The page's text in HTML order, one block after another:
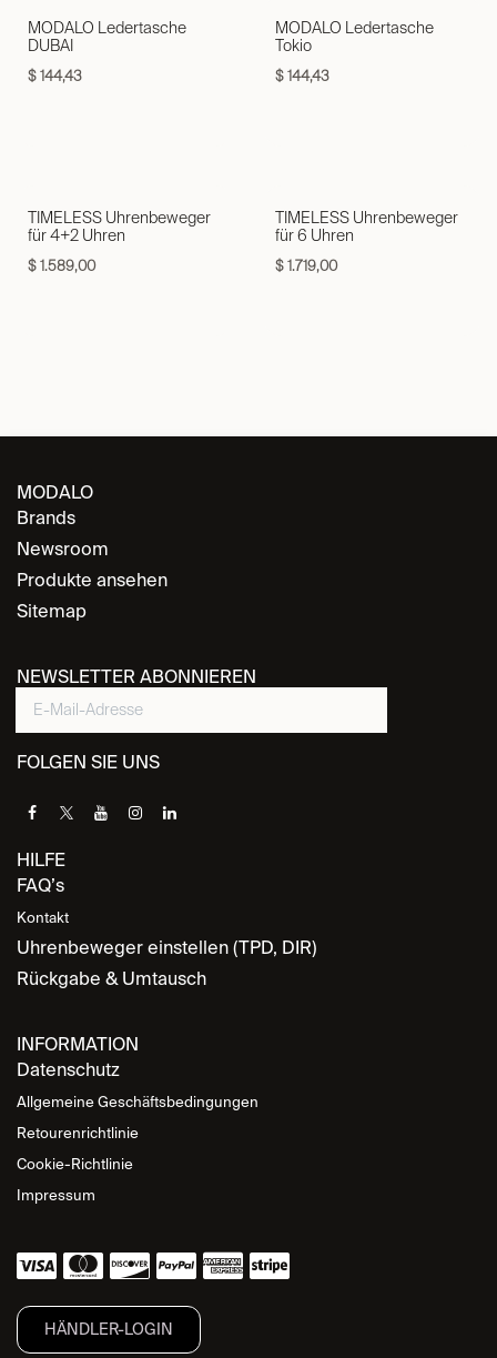
MODALO Ledertasche
DUBAI
$144,43
MODALO Ledertasche
Tokio
$144,43
TIMELESS Uhrenbeweger
für 4+2 Uhren
$1.589,00
TIMELESS Uhrenbeweger
für 6 Uhren
$1.719,00
MODALO
Brands
Newsroom
Produkte ansehen
Sitemap
NEWSLETTER ABONNIEREN
FOLGEN SIE UNS
HILFE
FAQ’s
Kontakt
Uhrenbeweger einstellen (TPD, DIR)
Rückgabe & Umtausch
INFORMATION
Datenschutz
Allgemeine Geschäftsbedingungen
Retourenrichtlinie
Cookie-Richtlinie
Impressum
HÄNDLER-LOGIN